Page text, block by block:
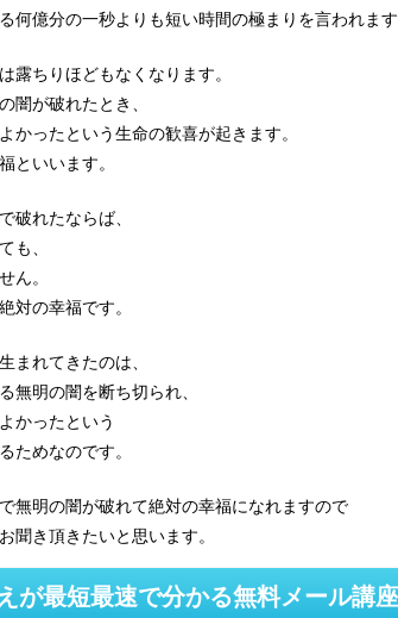
何億分の一秒よりも短い時間の極まりを言われま
露ちりほどもなくなります。
闇が破れたとき、
かったという生命の歓喜が起きます。
といいます。
破れたならば、
も、
ん。
対の幸福です。
まれてきたのは、
無明の闇を断ち切られ、
かったという
ためなのです。
無明の闇が破れて絶対の幸福になれますので
聞き頂きたいと思います。
が最短最速で分かる無料メール講座